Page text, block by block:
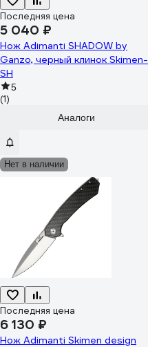
Последняя цена
5 040 ₽
Нож Adimanti SHADOW by
Ganzo, черный клинок Skimen-
SH
5
(1)
Аналоги
Нет в наличии
Последняя цена
6 130 ₽
Нож Adimanti Skimen design